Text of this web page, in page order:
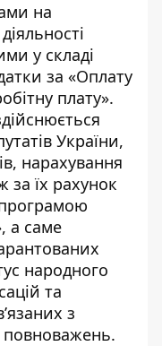
на
у складі
за «Оплату
плату».
України,
нарахування
за їх рахунок
а саме
народного
та
з
повноважень.